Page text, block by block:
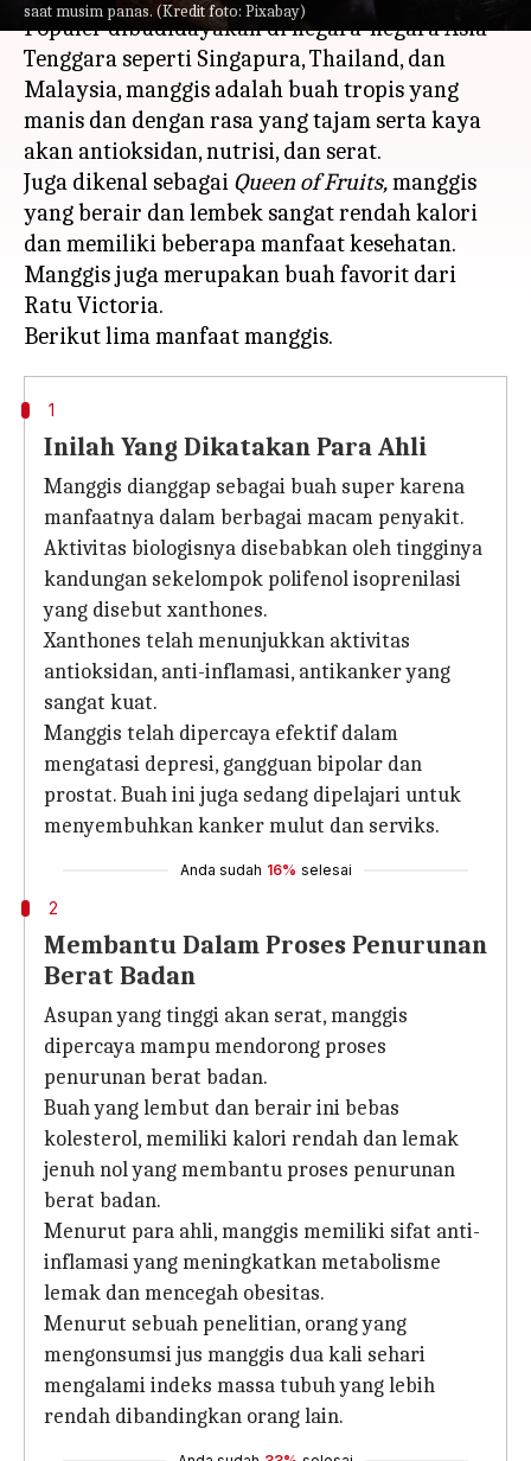
saat musim panas. (Kredit foto: Pixabay)
Populer dibudidayakan di negara-negara Asia
Tenggara seperti Singapura, Thailand, dan
Malaysia, manggis adalah buah tropis yang
manis dan dengan rasa yang tajam serta kaya
akan antioksidan, nutrisi, dan serat.
Juga dikenal sebagai Queen of Fruits,manggis
yang berair dan lembek sangat rendah kalori
dan memiliki beberapa manfaat kesehatan.
Manggis juga merupakan buah favorit dari
Ratu Victoria.
1
Inilah Yang Dikatakan Para Ahli
Manggis dianggap sebagai buah super karena
manfaatnya dalam berbagai macam penyakit.
Aktivitas biologisnya disebabkan oleh tingginya
kandungan sekelompok polifenol isoprenilasi
yang disebut xanthones.
Xanthones telah menunjukkan aktivitas
antioksidan, anti-inflamasi, antikanker yang
sangat kuat.
Manggis telah dipercaya efektif dalam
mengatasi depresi, gangguan bipolar dan
prostat. Buah ini juga sedang dipelajari untuk
menyembuhkan kanker mulut dan serviks.
Anda sudah 16% selesai
2
Membantu Dalam Proses Penurunan
Berat Badan
Asupan yang tinggi akan serat, manggis
dipercaya mampu mendorong proses
penurunan berat badan.
Buah yang lembut dan berair ini bebas
kolesterol, memiliki kalori rendah dan lemak
jenuh nol yang membantu proses penurunan
berat badan.
Menurut para ahli, manggis memiliki sifat anti-
inflamasi yang meningkatkan metabolisme
lemak dan mencegah obesitas.
Menurut sebuah penelitian, orang yang
mengonsumsi jus manggis dua kali sehari
mengalami indeks massa tubuh yang lebih
rendah dibandingkan orang lain.